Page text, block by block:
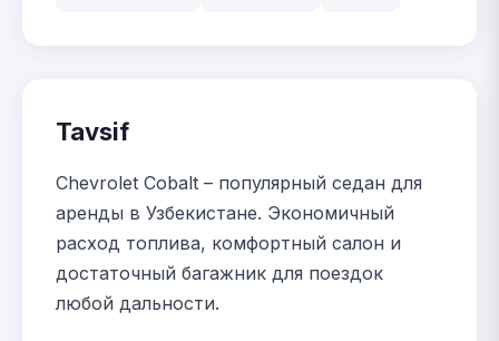
Tavsif
Chevrolet Cobalt – популярный седан для
аренды в Узбекистане. Экономичный
расход топлива, комфортный салон и
достаточный багажник для поездок
любой дальности.